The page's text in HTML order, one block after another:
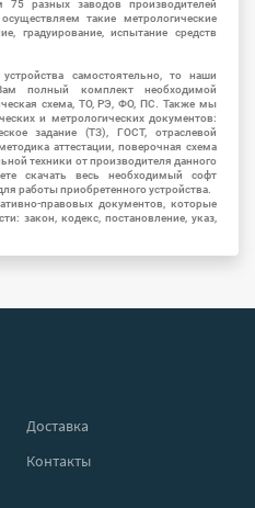
75 разных заводов производителей
такие метрологические
градуирование, испытание средств
самостоятельно, то наши
полный комплект необходимой
схема, ТО, РЭ, ФО, ПС. Также мы
и метрологических документов:
задание (ТЗ), ГОСТ, отраслевой
аттестации, поверочная схема
техники от производителя данного
скачать весь необходимый софт
работы приобретенного устройства.
правовых документов, которые
закон, кодекс, постановление, указ,
Доставка
Контакты